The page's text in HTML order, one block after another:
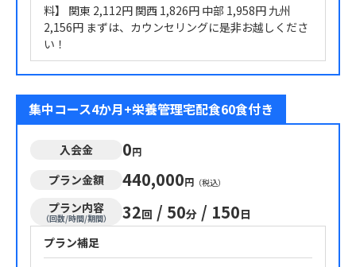
料】 関東 2,112円 関西 1,826円 中部 1,958円 九州
2,156円 まずは、カウンセリングに是非お越しくださ
い！
集中コース4か月+栄養管理宅配食60食付き
入会金 0円
プラン金額 440,000円 （税込）
プラン内容
（回数/時間/期間） 32回 / 50分 / 150日
プラン補足